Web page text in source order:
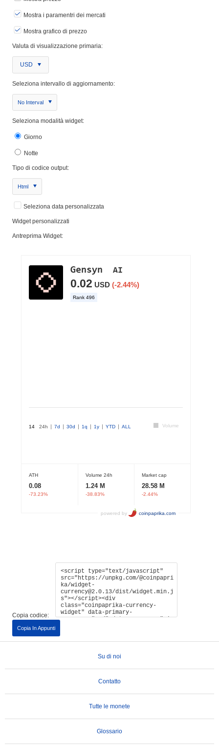
Mostra i paramentri dei mercati
Mostra grafico di prezzo
Valuta di visualizzazione primaria:
USD
Seleziona intervallo di aggiornamento:
No Interval
Seleziona modalità widget:
Giorno
Notte
Tipo di codice output:
Html
Seleziona data personalizzata
Widget personalizzati
Antreprima Widget:
Copia codice:
Copia In Appunti
Su di noi
Contatto
Tutte le monete
Glossario